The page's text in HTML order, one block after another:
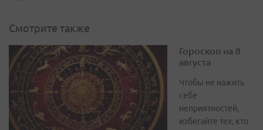
Смотрите также
Гороскоп на 8
августа
Чтобы не нажить
себе
неприятностей,
избегайте тех, кто